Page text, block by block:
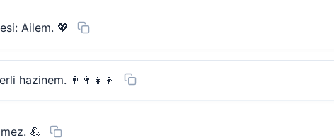
Ailem. 💖
hazinem. 👨‍👩‍👧‍👦
💪